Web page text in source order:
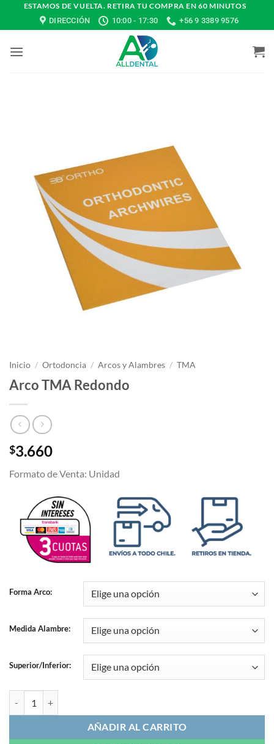
ESTAMOS DE VUELTA. RETIRA TU COMPRA EN 60 MINUTOS
DIRECCIÓN
10:00 - 17:30 +56 9 3389 9576
Inicio / Ortodoncia / Arcos y Alambres / TMA
Arco TMA Redondo
$3.660
Formato de Venta: Unidad
Forma Arco:
Medida Alambre:
Superior/Inferior:
AÑADIR AL CARRITO